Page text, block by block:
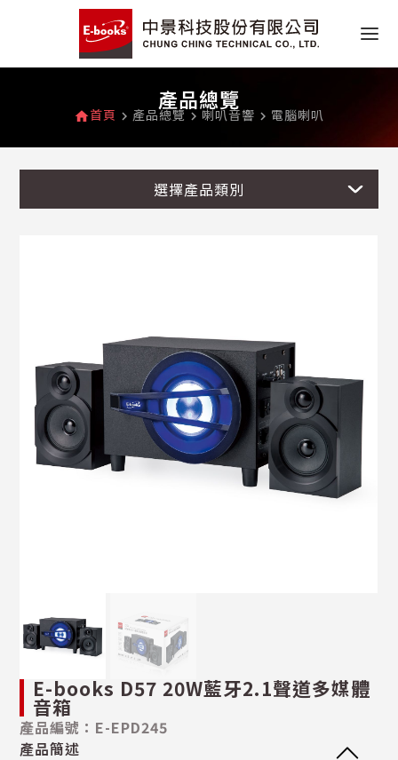
產品總覽
home首頁 navigate_next 產品總覽 navigate_next 喇叭音響 navigate_next 電腦喇叭
選擇產品類別
E-books D57 20W藍牙2.1聲道多媒體
音箱
產品編號：E-EPD245
產品簡述